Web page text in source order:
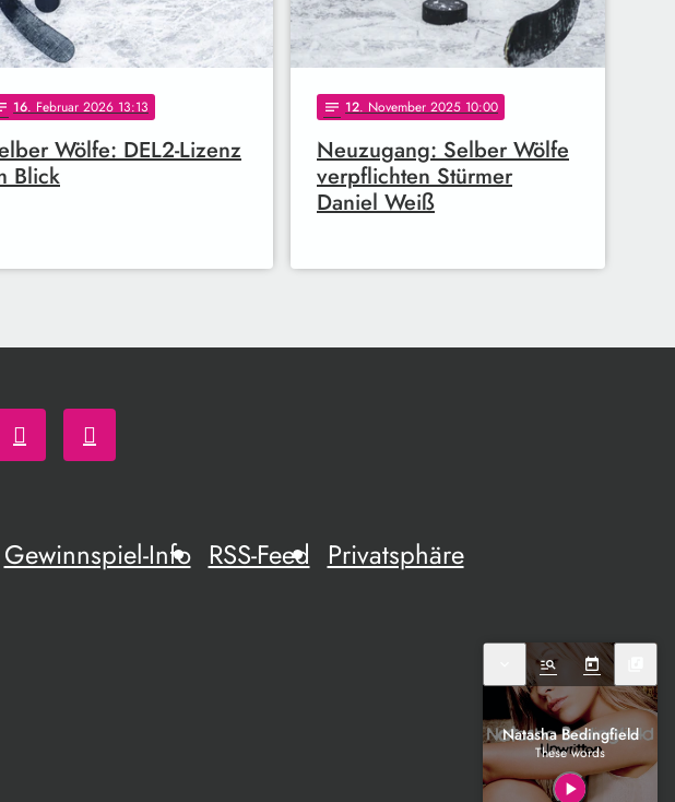
16. Februar 2026 13:13
Wölfe: DEL2-Lizenz
Blick
notes 12. November 2025 10:00
Neuzugang: Selber Wölfe
verpflichten Stürmer
Daniel Weiß
Gewinnspiel-Info RSS-Feed Privatsphäre
manage_search today
Natasha Bedingfield
These words
play_arrow